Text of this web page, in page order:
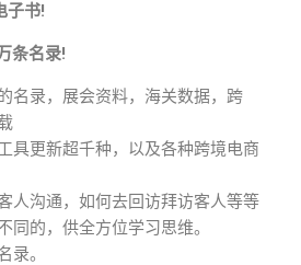
子书!
条名录!
名录，展会资料，海关数据，跨
具更新超千种，以及各种跨境电商
人沟通，如何去回访拜访客人等等
同的，供全方位学习思维。
录。